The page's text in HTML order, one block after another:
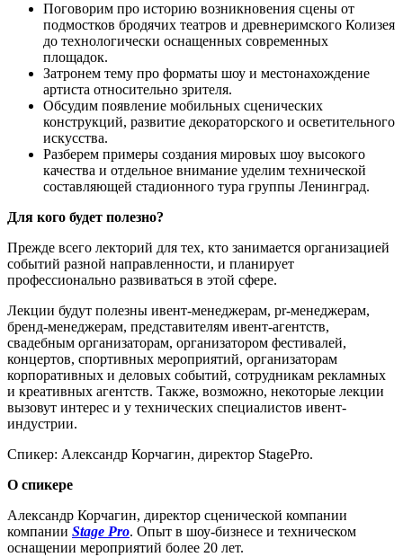
Поговорим про историю возникновения сцены от
подмостков бродячих театров и древнеримского Колизея
до технологически оснащенных современных
площадок.
Затронем тему про форматы шоу и местонахождение
артиста относительно зрителя.
Обсудим появление мобильных сценических
конструкций, развитие декораторского и осветительного
искусства.
Разберем примеры создания мировых шоу высокого
качества и отдельное внимание уделим технической
составляющей стадионного тура группы Ленинград.
Для кого будет полезно?
Прежде всего лекторий для тех, кто занимается организацией
событий разной направленности, и планирует
профессионально развиваться в этой сфере.
Лекции будут полезны ивент-менеджерам, pr-менеджерам,
бренд-менеджерам, представителям ивент-агентств,
свадебным организаторам, организатором фестивалей,
концертов, спортивных мероприятий, организаторам
корпоративных и деловых событий, сотрудникам рекламных
и креативных агентств. Также, возможно, некоторые лекции
вызовут интерес и у технических специалистов ивент-
индустрии.
Спикер: Александр Корчагин, директор StagePro.
О спикере
Александр Корчагин, директор сценической компании
компании Stage Pro. Опыт в шоу-бизнесе и техническом
оснащении мероприятий более 20 лет.